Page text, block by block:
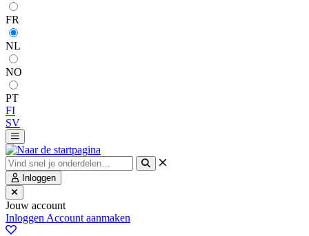
FR
NL
NO
PT
FI
SV
Inloggen
Jouw account
Inloggen Account aanmaken